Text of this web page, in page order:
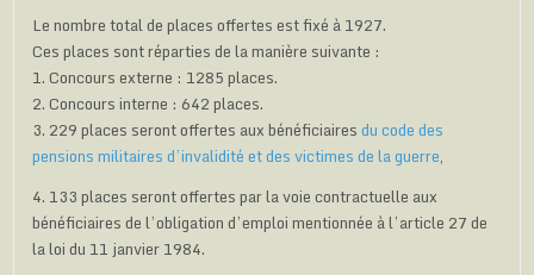
Le nombre total de places offertes est fixé à 1927.
Ces places sont réparties de la manière suivante :
1. Concours externe : 1285 places.
2. Concours interne : 642 places.
3. 229 places seront offertes aux bénéficiairesdu code des
pensions militaires d’invalidité et des victimes de la guerre,
4. 133 places seront offertes par la voie contractuelle aux
bénéficiaires de l’obligation d’emploi mentionnée à l’article 27 de
la loi du 11 janvier 1984.